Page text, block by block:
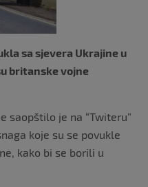
sa sjevera Ukrajine u
britanske vojne
saopštilo je na “Twiteru”
koje su se povukle
kako bi se borili u